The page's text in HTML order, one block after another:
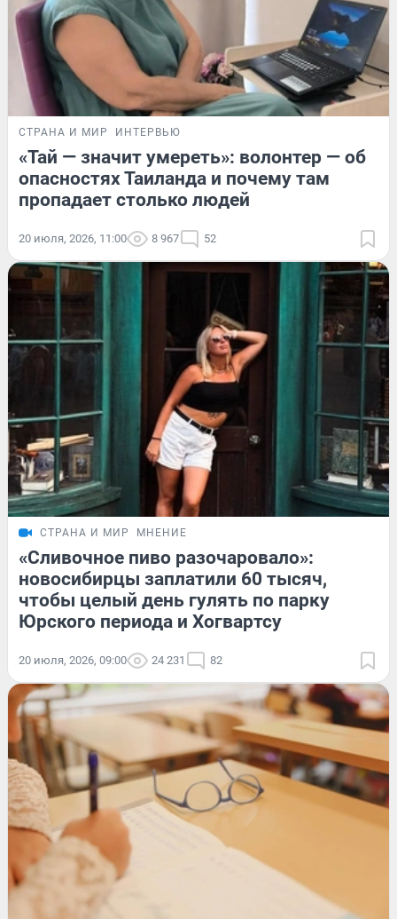
СТРАНА И МИР ИНТЕРВЬЮ
«Тай — значит умереть»: волонтер — об
опасностях Таиланда и почему там
пропадает столько людей
20 июля, 2026, 11:00 8 967 52
СТРАНА И МИР МНЕНИЕ
«Сливочное пиво разочаровало»:
новосибирцы заплатили 60 тысяч,
чтобы целый день гулять по парку
Юрского периода и Хогвартсу
20 июля, 2026, 09:00 24 231 82